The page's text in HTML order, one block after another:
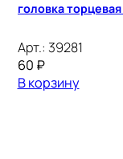
Арт.: 39281
60 ₽
В корзину